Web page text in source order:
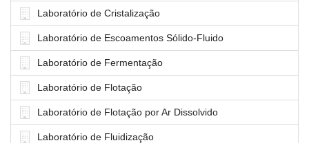
Laboratório de Cristalização
Laboratório de Escoamentos Sólido-Fluido
Laboratório de Fermentação
Laboratório de Flotação
Laboratório de Flotação por Ar Dissolvido
Laboratório de Fluidização